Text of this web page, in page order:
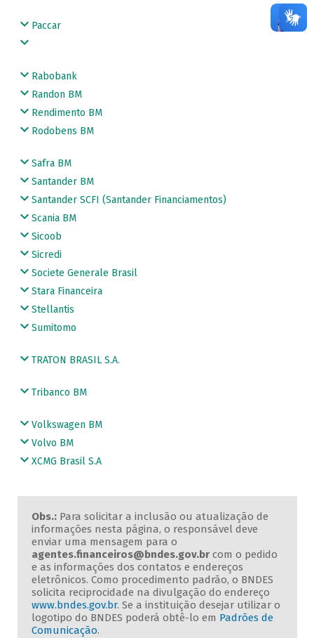
Paccar
Rabobank
Randon BM
Rendimento BM
Rodobens BM
Safra BM
Santander BM
Santander SCFI (Santander Financiamentos)
Scania BM
Sicoob
Sicredi
Societe Generale Brasil
Stara Financeira
Stellantis
Sumitomo
TRATON BRASIL S.A.
Tribanco BM
Volkswagen BM
Volvo BM
XCMG Brasil S.A
Obs.:Para solicitar a inclusão ou atualização de
informações nesta página, o responsável deve
enviar uma mensagem para o
agentes.financeiros@bndes.gov.brcom o pedido
e as informações dos contatos e endereços
eletrônicos. Como procedimento padrão, o BNDES
solicita reciprocidade na divulgação do endereço
www.bndes.gov.br. Se a instituição desejar utilizar o
logotipo do BNDES poderá obtê-lo em Padrões de
Comunicação.